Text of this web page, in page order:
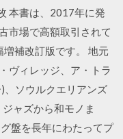
本書は、2017年に発
市場で高額取引されて
補改訂版です。 地元
ヴィレッジ、ア・トラ
、ソウルクエリアンズ
ャズから和モノま
盤を長年にわたってプ